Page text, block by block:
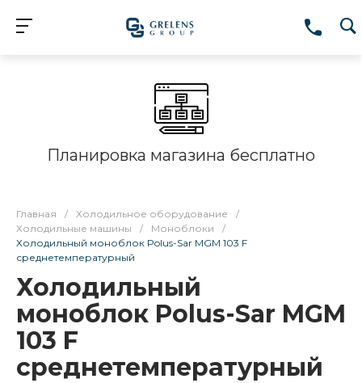
Планировка магазина бесплатно
Главная / Холодильное оборудование
/
Холодильные машины
/ Моноблоки
/
Холодильный моноблок Polus-Sar MGM 103 F
среднетемпературный
Холодильный
моноблок Polus-Sar MGM
103 F
среднетемпературный